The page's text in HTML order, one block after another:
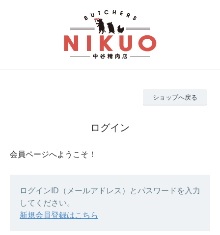
ショップへ戻る
ログイン
会員ページへようこそ！
ログインID（メールアドレス）とパスワードを入力
してください。
新規会員登録はこちら